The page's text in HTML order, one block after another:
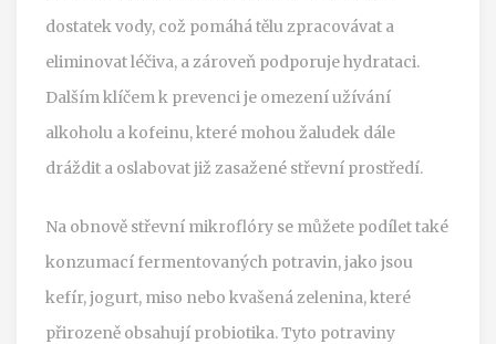
dostatek vody, což pomáhá tělu zpracovávat a
eliminovat léčiva, a zároveň podporuje hydrataci.
Dalším klíčem k prevenci je omezení užívání
alkoholu a kofeinu, které mohou žaludek dále
dráždit a oslabovat již zasažené střevní prostředí.
Na obnově střevní mikroflóry se můžete podílet také
konzumací fermentovaných potravin, jako jsou
kefír, jogurt, miso nebo kvašená zelenina, které
přirozeně obsahují probiotika. Tyto potraviny